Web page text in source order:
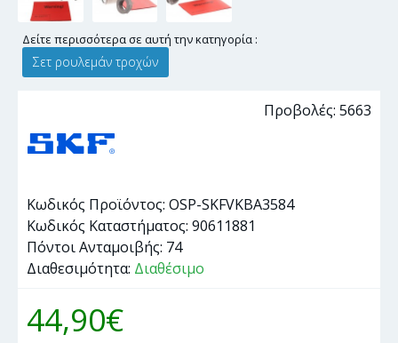
Δείτε περισσότερα σε αυτή την κατηγορία :
Σετ ρουλεμάν τροχών
Προβολές: 5663
Κωδικός Προϊόντος: OSP-SKFVKBA3584
Κωδικός Καταστήματος: 90611881
Πόντοι Ανταμοιβής: 74
Διαθεσιμότητα: Διαθέσιμο
44,90€